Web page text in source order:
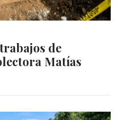
de
Matías